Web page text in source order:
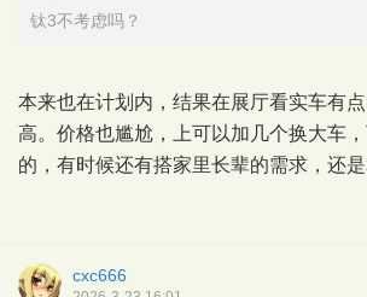
钛3不考虑吗？
本来也在计划内，结果在展厅看实车有
高。价格也尴尬，上可以加几个换大车
的，有时候还有搭家里长辈的需求，还是
cxc666